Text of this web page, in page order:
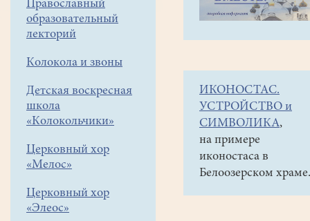
Православный
образовательный
лекторий
Колокола и звоны
Детская воскресная
школа
«Колокольчики»
Церковный хор
«Мелос»
Церковный хор
«Элеос»
14
Лекция
Молодинская
битва
1572.
ИКОНОСТАС.
УСТРОЙСТВО и
СИМВОЛИКА,
на примере
иконостаса в
Белоозерском храме.